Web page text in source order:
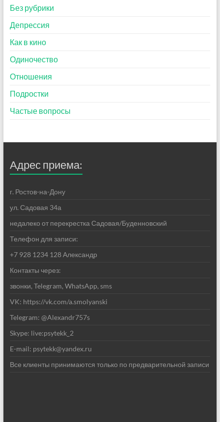
Без рубрики
Депрессия
Как в кино
Одиночество
Отношения
Подростки
Частые вопросы
Адрес приема:
г. Ростов-на-Дону
ул. Садовая 34а
недалеко от перекрестка Садовая/Буденновский
Телефон для записи:
+7 928 1234 128 Александр
Контакты через:
звонки, Telegram, WhatsApp, sms
VK: https://vk.com/a.smolyanski
Telegram: @Alexandr757s
Skype: live:psytekk_2
E-mail: psytekk@yandex.ru
Все клиенты принимаются только по предварительной записи